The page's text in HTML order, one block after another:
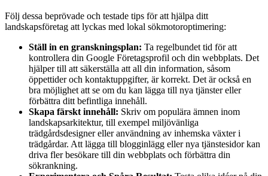
Följ dessa beprövade och testade tips för att hjälpa ditt
landskapsföretag att lyckas med lokal sökmotoroptimering:
Ställ in en granskningsplan: Ta regelbundet tid för att
kontrollera din Google Företagsprofil och din webbplats. Det
hjälper till att säkerställa att all din information, såsom
öppettider och kontaktuppgifter, är korrekt. Det är också en
bra möjlighet att se om du kan lägga till nya tjänster eller
förbättra ditt befintliga innehåll.
Skapa färskt innehåll: Skriv om populära ämnen inom
landskapsarkitektur, till exempel miljövänliga
trädgårdsdesigner eller användning av inhemska växter i
trädgårdar. Att lägga till blogginlägg eller nya tjänstesidor kan
driva fler besökare till din webbplats och förbättra din
sökrankning.